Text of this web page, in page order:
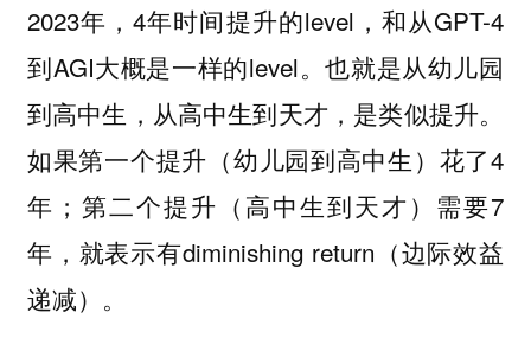
2023年，4年时间提升的level，和从GPT-4
到AGI大概是一样的level。也就是从幼儿园
到高中生，从高中生到天才，是类似提升。
如果第一个提升（幼儿园到高中生）花了4
年；第二个提升（高中生到天才）需要7
年，就表示有diminishing return（边际效益
递减）。